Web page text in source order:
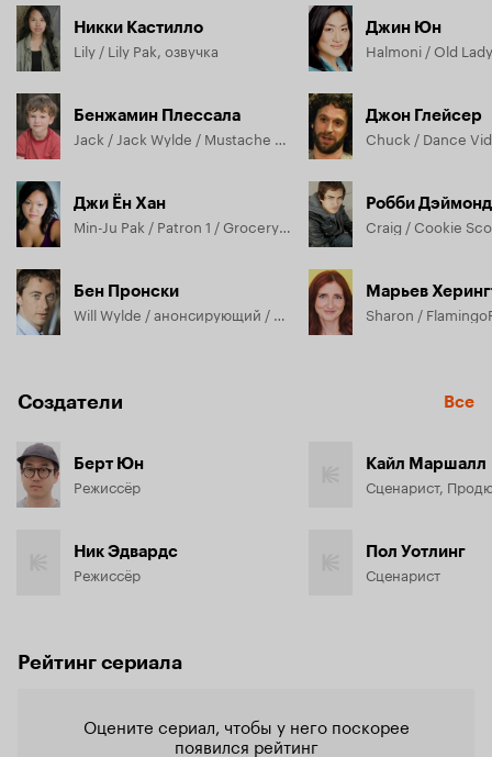
Никки Кастилло
Lily / Lily Pak, озвучка
Бенжамин Плессала
Jack / Jack Wylde / Mustache Teen 2, озвучка
Джи Ён Хан
Min-Ju Pak / Patron 1 / Grocery Store Mom / Wombat Wilda / Library Patron 1 / Baggage Clerk, озвучка
Бен Пронски
Will Wylde / анонсирующий / Prize Worker / Local Village Man 2 / Mr. A / Customer / Guy in Fridge / Flamingo Franky / Jester / Bulldoze Operator / Guy on Piano / Conch / Lizard / Civilian 1 / Surfer Santa / Radio Shock Jock / Zeus Animatronic / Crowd Member 1 / Crowd Member 2 / Camera, озвучка
Джин Юн
Джон Глейсер
Робби Дэймонд
Марьев
Создатели Все
Берт Юн
Режиссёр
Ник Эдвардс
Режиссёр
Кайл Маршалл
Сценарист,
Пол Уотлинг
Сценарист
Рейтинг сериала
Оцените сериал, чтобы у него поскорее
появился рейтинг